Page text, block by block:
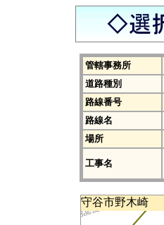
管轄事務所
道路種別
路線番号
路線名
場所
工事名
守谷市野木崎